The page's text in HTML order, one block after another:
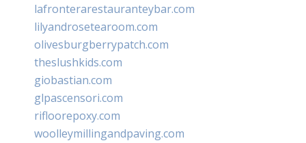
lafronterarestauranteybar.com
lilyandrosetearoom.com
olivesburgberrypatch.com
theslushkids.com
giobastian.com
glpascensori.com
rifloorepoxy.com
woolleymillingandpaving.com